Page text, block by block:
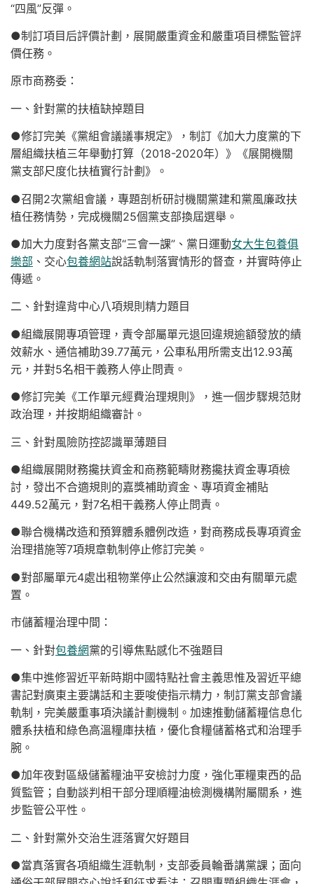
“四風”反彈。
●制訂項目后評價計劃，展開嚴重資金和嚴重項目標監管評
價任務。
原市商務委：
一、針對黨的扶植缺掉題目
●修訂完美《黨組會議議事規定》，制訂《加大力度黨的下
層組織扶植三年舉動打算（2018-2020年）》《展開機關
黨支部尺度化扶植實行計劃》。
●召開2次黨組會議，專題剖析研討機關黨建和黨風廉政扶
植任務情勢，完成機關25個黨支部換屆選舉。
●加大力度對各黨支部“三會一課”、黨日運動女大生包養俱
樂部 、交心包養網站說話軌制落實情形的督查，并實時停止
傳遞。
二、針對違背中心八項規則精力題目
●組織展開專項管理，責令部屬單元退回違規逾額發放的績
效薪水、通信補助39.77萬元，公車私用所需支出12.93萬
元，并對5名相干義務人停止問責。
●修訂完美《工作單元經費治理規則》，進一個步驟規范財
政治理，并按期組織審計。
三、針對風險防控認識單薄題目
●組織展開財務攙扶資金和商務範疇財務攙扶資金專項檢
討，發出不合適規則的嘉獎補助資金、專項資金補貼
449.52萬元，對7名相干義務人停止問責。
●聯合機構改造和預算體系體例改造，對商務成長專項資金
治理措施等7項規章軌制停止修訂完美。
●對部屬單元4處出租物業停止公然讓渡和交由有關單元處
置。
市儲蓄糧治理中間：
一、針對包養網黨的引導焦點感化不強題目
●集中進修習近平新時期中國特點社會主義思惟及習近平總
書記對廣東主要講話和主要唆使指示精力，制訂黨支部會議
軌制，完美嚴重事項決議計劃機制。加速推動儲蓄糧信息化
體系扶植和綠色高溫糧庫扶植，優化食糧儲蓄格式和治理手
腕。
●加年夜對區級儲蓄糧油平安檢討力度，強化軍糧東西的品
質監管；自動談判相干部分理順糧油檢測機構附屬關系，進
步監管公平性。
二、針對黨外交治生涯落實欠好題目
●當真落實各項組織生涯軌制，支部委員輪番講黨課；面向